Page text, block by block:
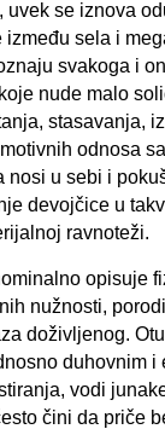
uvek se iznova
sela i
svakoga i
nude malo
stasavanja,
odnosa
nosi u sebi i
devojčice u
ravnoteži.
opisuje
nužnosti,
doživljenog.
duhovnim i
vodi
čini da priče